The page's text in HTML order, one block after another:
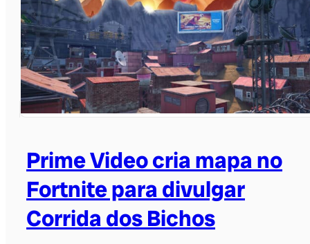
Prime Video cria mapa no
Fortnite para divulgar
Corrida dos Bichos